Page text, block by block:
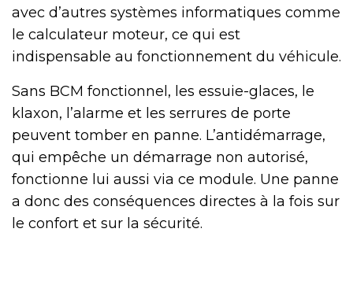
avec d’autres systèmes informatiques comme
le calculateur moteur, ce qui est
indispensable au fonctionnement du véhicule.
Sans BCM fonctionnel, les essuie-glaces, le
klaxon, l’alarme et les serrures de porte
peuvent tomber en panne. L’antidémarrage,
qui empêche un démarrage non autorisé,
fonctionne lui aussi via ce module. Une panne
a donc des conséquences directes à la fois sur
le confort et sur la sécurité.